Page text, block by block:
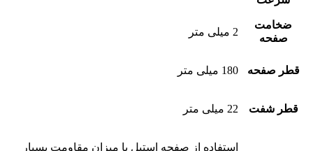
ضخامت
صفحه
2 میلی متر
قطر صفحه 180 میلی متر
قطر شفت 22 میلی متر
استفاده از صفحه استیل با میزان مقاومت بسیار